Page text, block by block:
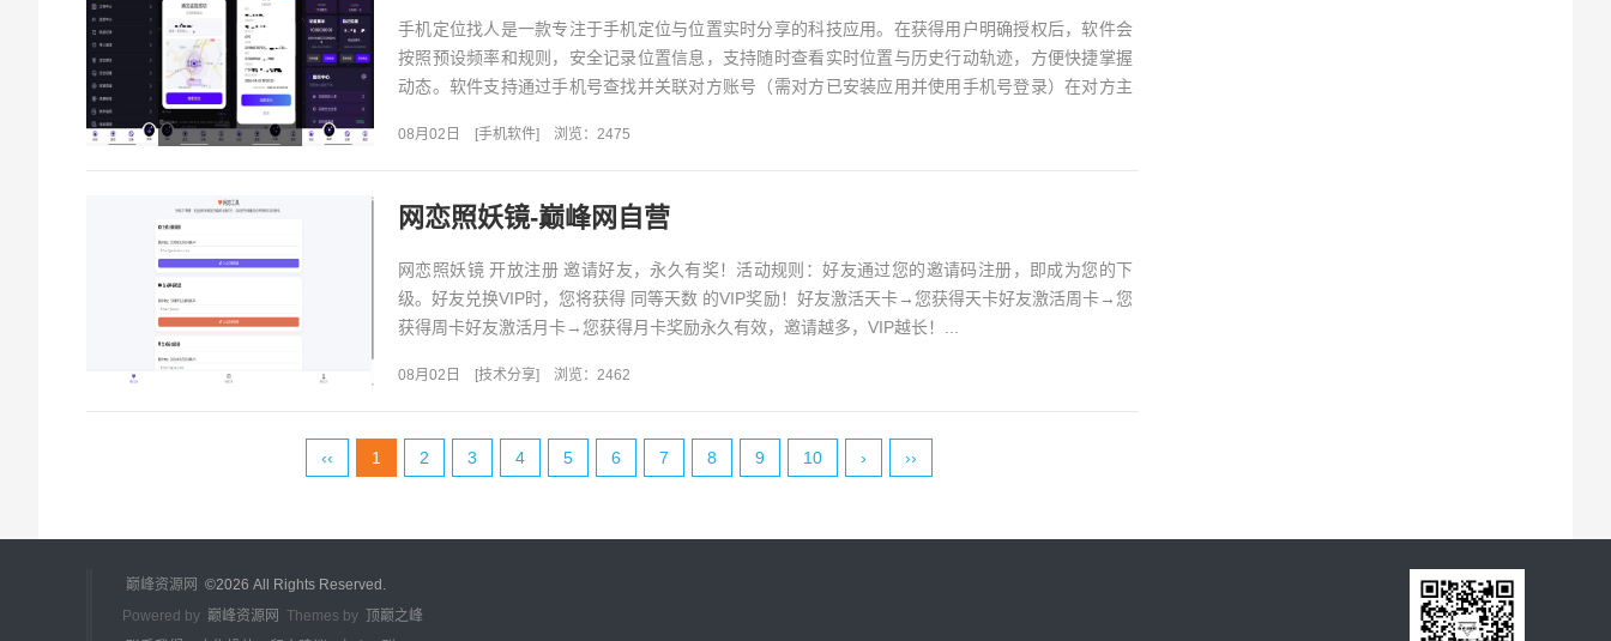
手机定位找人是一款专注于手机定位与位置实时分享的科技应用。在获得用户明确授权后，软件会
按照预设频率和规则，安全记录位置信息，支持随时查看实时位置与历史行动轨迹，方便快捷掌握
动态。软件支持通过手机号查找并关联对方账号（需对方已安装应用并使用手机号登录）在对方主
08月02日 [手机软件] 浏览：2475
网恋照妖镜-巅峰网自营
网恋照妖镜 开放注册 邀请好友，永久有奖！活动规则：好友通过您的邀请码注册，即成为您的下
级。好友兑换VIP时，您将获得 同等天数 的VIP奖励！好友激活天卡→您获得天卡好友激活周卡→您
获得周卡好友激活月卡→您获得月卡奖励永久有效，邀请越多，VIP越长！...
08月02日 [技术分享] 浏览：2462
‹‹ 1 2 3 4 5 6 7 8 9 10 › ››
巅峰资源网 ©2026 All Rights Reserved.
Powered by 巅峰资源网 Themes by 顶巅之峰